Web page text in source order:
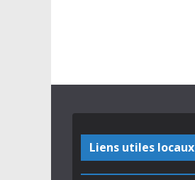
Liens utiles locaux